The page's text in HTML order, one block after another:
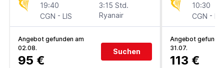
19:40
CGN - LIS
3:15 Std.
Ryanair
Angebot gefunden am
02.08.
95 €
Suchen
10:30
CGN - LIS
Angebot
31.07.
113 €